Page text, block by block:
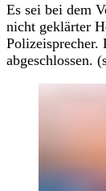
Es sei bei dem
nicht geklärter
Polizeisprecher.
abgeschlossen.